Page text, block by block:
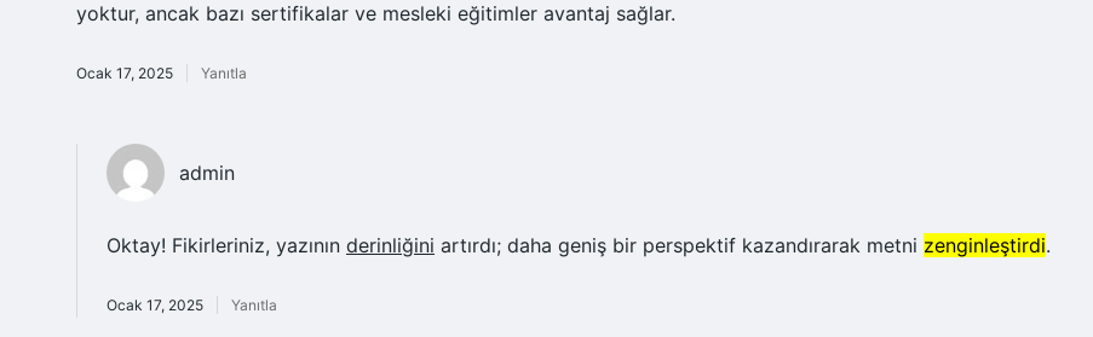
yoktur, ancak bazı sertifikalar ve mesleki eğitimler avantaj sağlar.
Ocak 17, 2025 Yanıtla
admin
Oktay! Fikirleriniz, yazının derinliğini artırdı; daha geniş bir perspektif kazandırarak metni zenginleştirdi.
Ocak 17, 2025 Yanıtla